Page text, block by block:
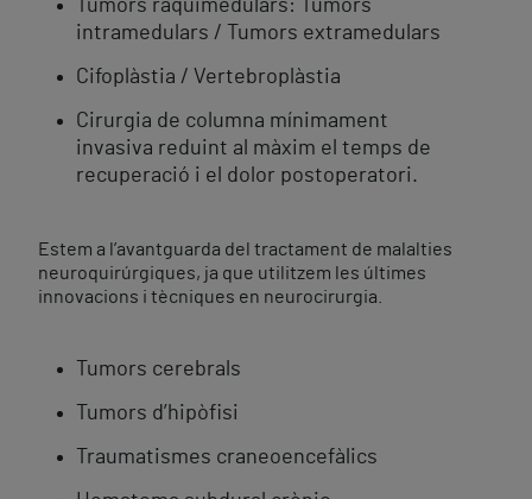
Tumors raquimedulars: Tumors
intramedulars / Tumors extramedulars
Cifoplàstia / Vertebroplàstia
Cirurgia de columna mínimament
invasiva reduint al màxim el temps de
recuperació i el dolor postoperatori.
Estem a l’avantguarda del tractament de malalties
neuroquirúrgiques, ja que utilitzem les últimes
innovacions i tècniques en neurocirurgia.
Tumors cerebrals
Tumors d’hipòfisi
Traumatismes craneoencefàlics